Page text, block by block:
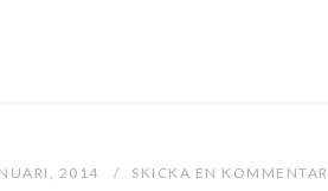
2014 SKICKA EN KOMMENTAR